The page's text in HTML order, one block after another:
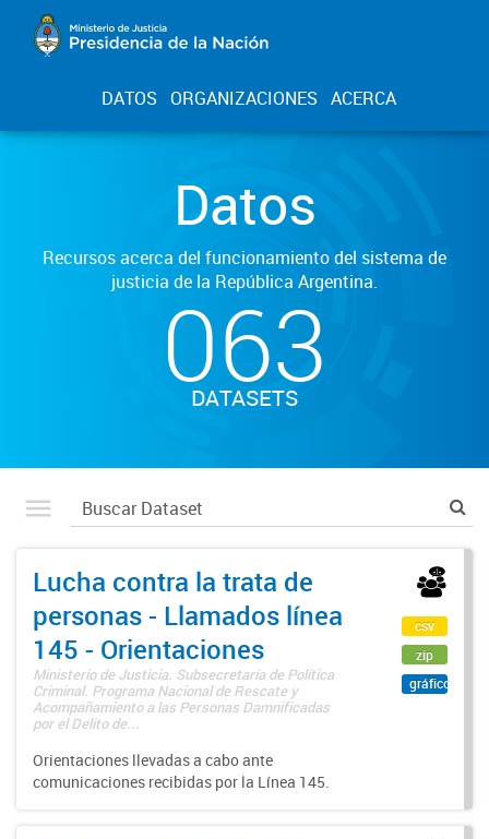
DATOS ORGANIZACIONES ACERCA
Datos
Recursos acerca del funcionamiento del sistema de
justicia de la República Argentina.
063
DATASETS
Lucha contra la trata de
personas - Llamados línea
145 - Orientaciones
Ministerio de Justicia. Subsecretaría de Política
Criminal. Programa Nacional de Rescate y
Acompañamiento a las Personas Damnificadas
por el Delito de...
Orientaciones llevadas a cabo ante
comunicaciones recibidas por la Línea 145.
csv
zip
gráfico